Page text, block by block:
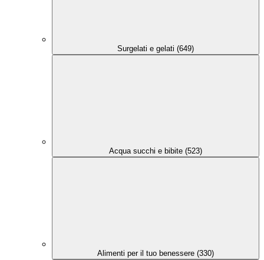
Surgelati e gelati (649)
Acqua succhi e bibite (523)
Alimenti per il tuo benessere (330)